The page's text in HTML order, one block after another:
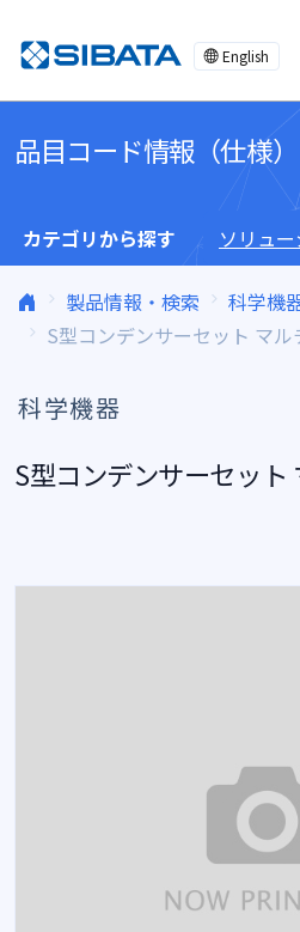
English
品目コード情報（仕様）
カテゴリから探す ソリュ
製品情報・検索 科学機
S型コンデンサーセット マ
科学機器
S型コンデンサーセット